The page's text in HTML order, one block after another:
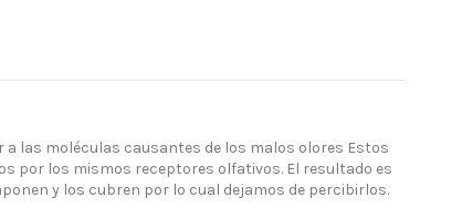
las moléculas causantes de los malos olores Estos
por los mismos receptores olfativos. El resultado es
y los cubren por lo cual dejamos de percibirlos.